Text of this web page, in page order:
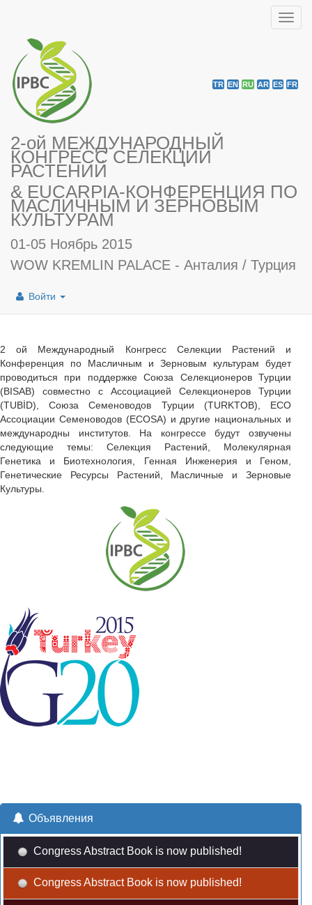
2-ой МЕЖДУНАРОДНЫЙ
КОНГРЕСС СЕЛЕКЦИИ
РАСТЕНИЙ
& EUCARPIA-КОНФЕРЕНЦИЯ ПО
МАСЛИЧНЫМ И ЗЕРНОВЫМ
КУЛЬТУРАМ
01-05 Ноябрь 2015
WOW KREMLIN PALACE - Анталия / Турция
TR EN RU AR ES FR
Войти
2 ой Международный Конгресс Селекции Растений и
Конференция по Масличным и Зерновым культурам будет
проводиться при поддержке Союза Селекционеров Турции
(BISAB) совместно с Ассоциацией Селекционеров Турции
(TUBİD), Союза Семеноводов Турции (TURKTOB), ECO
Ассоциации Семеноводов (ECOSA) и другие национальных и
международны институтов. На конгрессе будут озвучены
следующие темы: Селекция Растений, Молекулярная
Генетика и Биотехнология, Генная Инженерия и Геном,
Генетические Ресурсы Растений, Масличные и Зерновые
Культуры.
Объявления
Congress Abstract Book is now published!
Congress Abstract Book is now published!